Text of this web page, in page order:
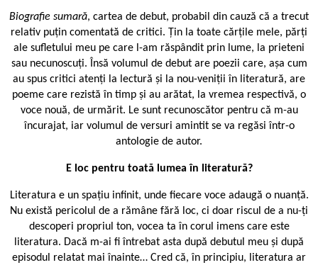
Biografie sumară, cartea de debut, probabil din cauză că a trecut
relativ puțin comentată de critici. Țin la toate cărțile mele, părți
ale sufletului meu pe care l-am răspândit prin lume, la prieteni
sau necunoscuți. Însă volumul de debut are poezii care, așa cum
au spus critici atenți la lectură și la nou-veniții în literatură, are
poeme care rezistă în timp și au arătat, la vremea respectivă, o
voce nouă, de urmărit. Le sunt recunoscător pentru că m-au
încurajat, iar volumul de versuri amintit se va regăsi într-o
antologie de autor.
E loc pentru toată lumea în literatură?
Literatura e un spațiu infinit, unde fiecare voce adaugă o nuanță.
Nu există pericolul de a rămâne fără loc, ci doar riscul de a nu-ți
descoperi propriul ton, vocea ta în corul imens care este
literatura. Dacă m-ai fi întrebat asta după debutul meu și după
episodul relatat mai înainte… Cred că, în principiu, literatura ar